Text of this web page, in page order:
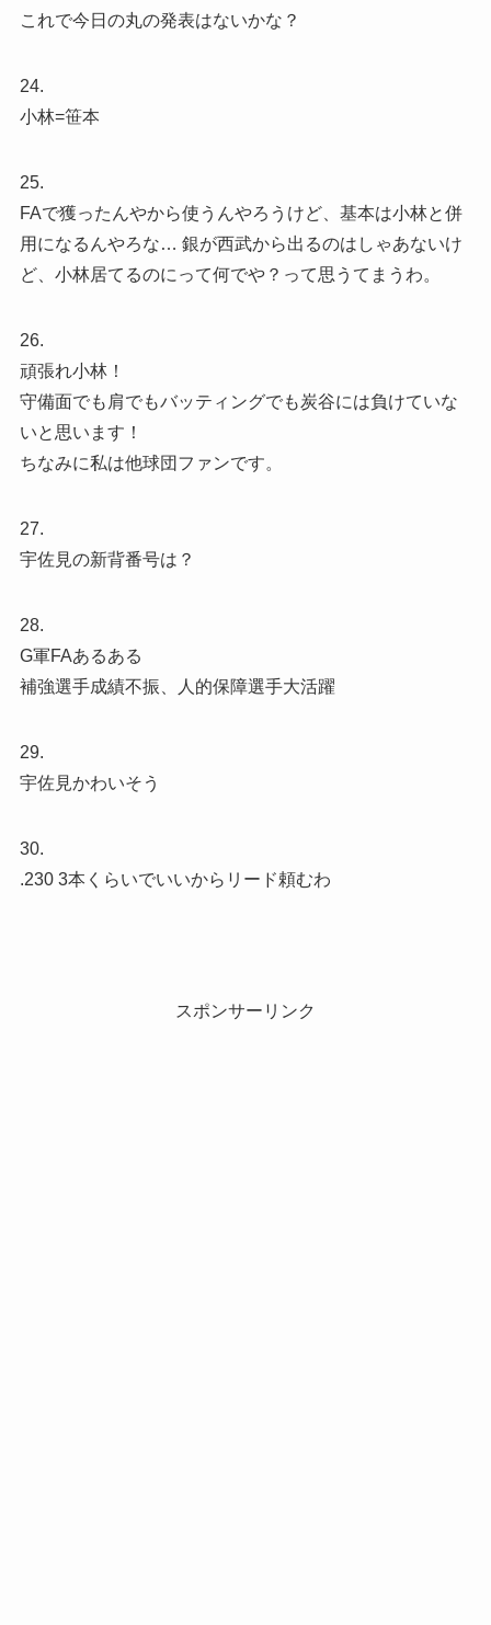
これで今日の丸の発表はないかな？
24.
小林=笹本
25.
FAで獲ったんやから使うんやろうけど、基本は小林と併
用になるんやろな… 銀が西武から出るのはしゃあないけ
ど、小林居てるのにって何でや？って思うてまうわ。
26.
頑張れ小林！
守備面でも肩でもバッティングでも炭谷には負けていな
いと思います！
ちなみに私は他球団ファンです。
27.
宇佐見の新背番号は？
28.
G軍FAあるある
補強選手成績不振、人的保障選手大活躍
29.
宇佐見かわいそう
30.
.230 3本くらいでいいからリード頼むわ
スポンサーリンク